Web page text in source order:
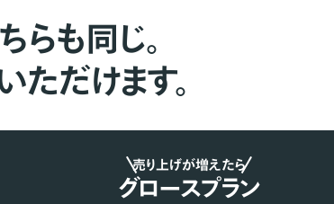
らも同じ。
ただけます。
売り上げが増えたら
グロースプラン